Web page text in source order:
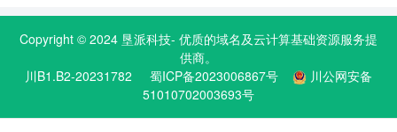
Copyright © 2024 垦派科技- 优质的域名及云计算基础资源服务提
供商。
川B1.B2-20231782
蜀ICP备2023006867号
川公网安备
51010702003693号